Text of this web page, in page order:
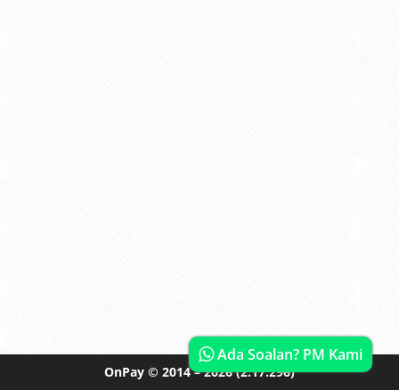
OnPay © 2014 – 2026(2.17.296)
Ada Soalan? PM Kami